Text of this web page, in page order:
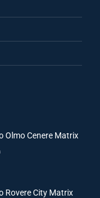
Olmo Cenere Matrix
Rovere City Matrix